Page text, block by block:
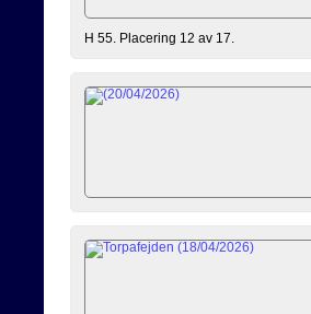
H 55. Placering 12 av 17.